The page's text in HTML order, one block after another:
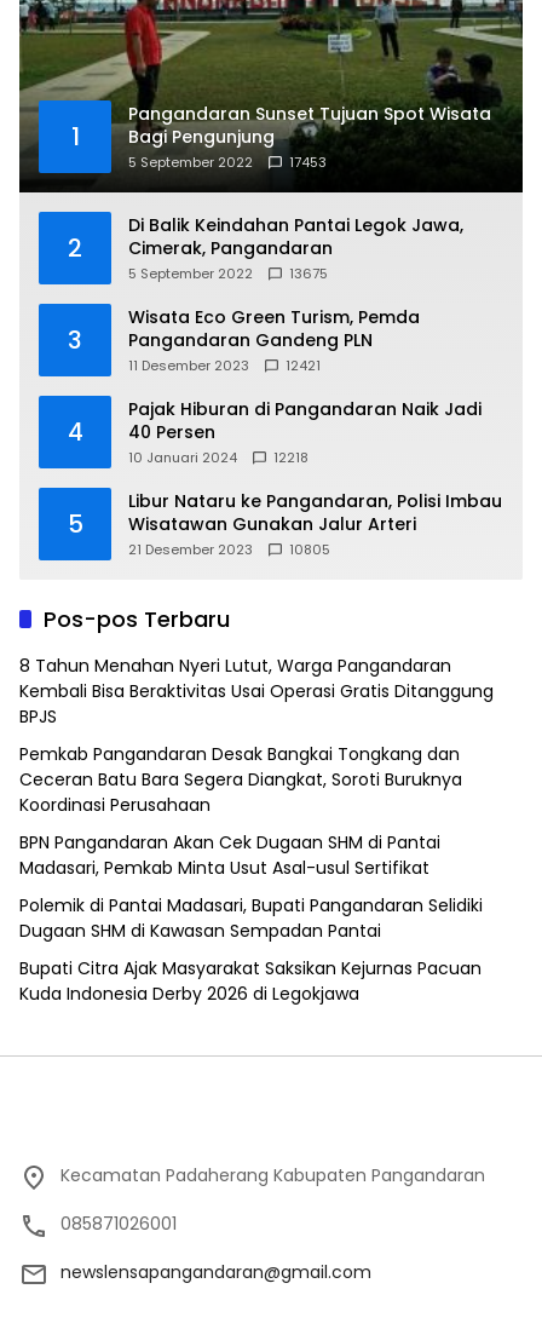
1
Pangandaran Sunset Tujuan Spot Wisata
Bagi Pengunjung
5 September 2022 17453
2
Di Balik Keindahan Pantai Legok Jawa,
Cimerak, Pangandaran
5 September 2022 13675
3
Wisata Eco Green Turism, Pemda
Pangandaran Gandeng PLN
11 Desember 2023 12421
4
Pajak Hiburan di Pangandaran Naik Jadi
40 Persen
10 Januari 2024 12218
5
Libur Nataru ke Pangandaran, Polisi Imbau
Wisatawan Gunakan Jalur Arteri
21 Desember 2023 10805
Pos-pos Terbaru
8 Tahun Menahan Nyeri Lutut, Warga Pangandaran
Kembali Bisa Beraktivitas Usai Operasi Gratis Ditanggung
BPJS
Pemkab Pangandaran Desak Bangkai Tongkang dan
Ceceran Batu Bara Segera Diangkat, Soroti Buruknya
Koordinasi Perusahaan
BPN Pangandaran Akan Cek Dugaan SHM di Pantai
Madasari, Pemkab Minta Usut Asal-usul Sertifikat
Polemik di Pantai Madasari, Bupati Pangandaran Selidiki
Dugaan SHM di Kawasan Sempadan Pantai
Bupati Citra Ajak Masyarakat Saksikan Kejurnas Pacuan
Kuda Indonesia Derby 2026 di Legokjawa
Kecamatan Padaherang Kabupaten Pangandaran
085871026001
newslensapangandaran@gmail.com